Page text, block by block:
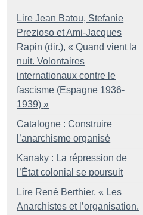
Lire Jean Batou, Stefanie
Prezioso et Ami-Jacques
Rapin (dir.), « Quand vient la
nuit. Volontaires
internationaux contre le
fascisme (Espagne 1936-
1939) »
Catalogne : Construire
l’anarchisme organisé
Kanaky : La répression de
l’État colonial se poursuit
Lire René Berthier, « Les
Anarchistes et l’organisation.